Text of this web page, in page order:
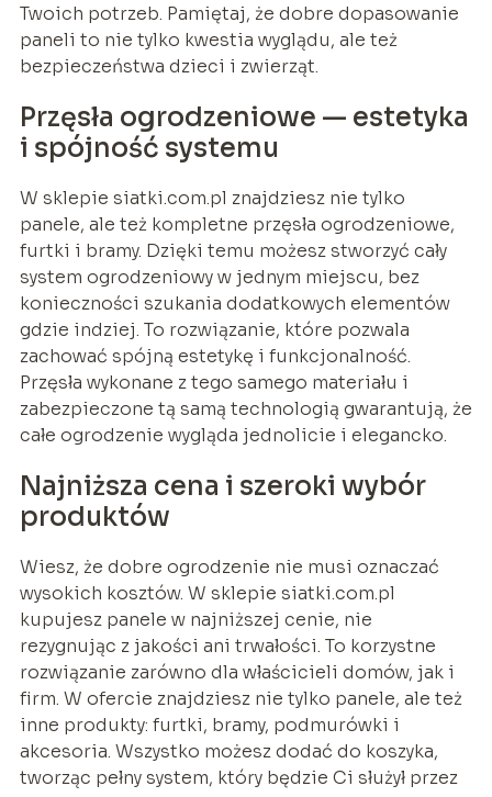
Twoich potrzeb. Pamiętaj, że dobre dopasowanie
paneli to nie tylko kwestia wyglądu, ale też
bezpieczeństwa dzieci i zwierząt.
Przęsła ogrodzeniowe — estetyka
i spójność systemu
W sklepie siatki.com.pl znajdziesz nie tylko
panele, ale też kompletne przęsła ogrodzeniowe,
furtki i bramy. Dzięki temu możesz stworzyć cały
system ogrodzeniowy w jednym miejscu, bez
konieczności szukania dodatkowych elementów
gdzie indziej. To rozwiązanie, które pozwala
zachować spójną estetykę i funkcjonalność.
Przęsła wykonane z tego samego materiału i
zabezpieczone tą samą technologią gwarantują, że
całe ogrodzenie wygląda jednolicie i elegancko.
Najniższa cena i szeroki wybór
produktów
Wiesz, że dobre ogrodzenie nie musi oznaczać
wysokich kosztów. W sklepie siatki.com.pl
kupujesz panele w najniższej cenie, nie
rezygnując z jakości ani trwałości. To korzystne
rozwiązanie zarówno dla właścicieli domów, jak i
firm. W ofercie znajdziesz nie tylko panele, ale też
inne produkty: furtki, bramy, podmurówki i
akcesoria. Wszystko możesz dodać do koszyka,
tworząc pełny system, który będzie Ci służył przez